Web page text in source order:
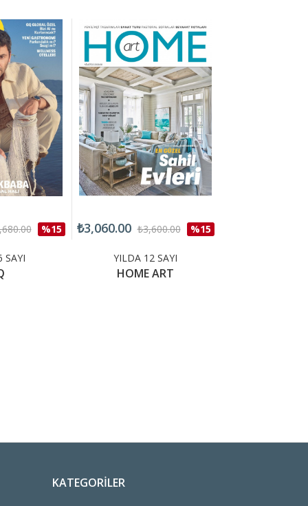
%15
SAYI
₺3,060.00 ₺3,600.00 %15
YILDA 12 SAYI
HOME ART
KATEGORILER